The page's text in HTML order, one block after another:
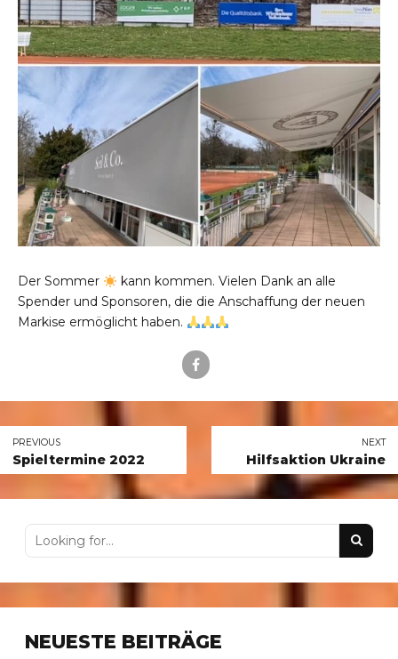
Der Sommer
kann kommen. Vielen Dank an alle
Spender und Sponsoren, die die Anschaffung der neuen
Markise ermöglicht haben.
PREVIOUS
Spieltermine 2022
NEXT
Hilfsaktion Ukraine
NEUESTE BEITRÄGE